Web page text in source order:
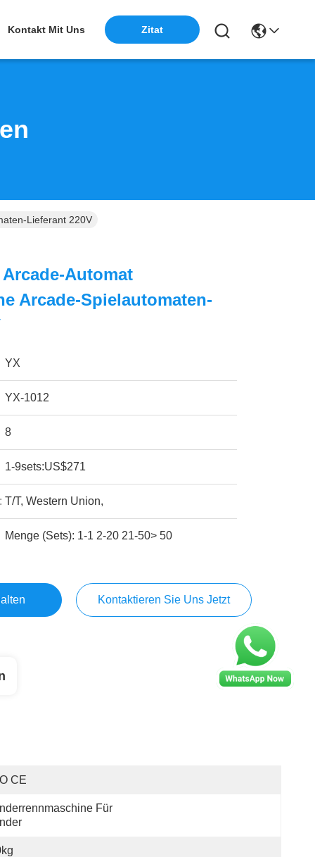
Kontakt Mit Uns Zitat
Lieferant 220V
Automat
Arcade-Spielautomaten-
YX
YX-1012
8
1-9sets:US$271
T/T, Western Union,
Menge (Sets): 1-1 2-20 21-50> 50
Kontaktieren Sie Uns Jetzt
CE
Für